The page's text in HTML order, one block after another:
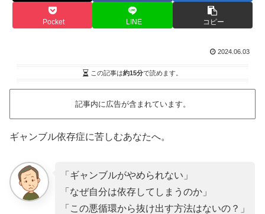
Pocket LINE コピー
2024.06.03
この記事は約15分で読めます。
記事内に広告が含まれています。
ギャンブル依存症に苦しむあなたへ。
「ギャンブルがやめられない」
「なぜ自分は依存してしまうのか」
「この悪循環から抜け出す方法はないの？」